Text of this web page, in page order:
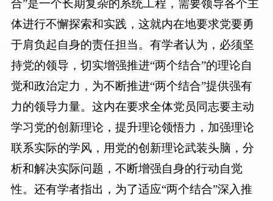
合”是一个长期复杂的系统工程，需要领导各个主
体进行不懈探索和实践，这就内在地要求党要勇
于肩负起自身的责任担当。有学者认为，必须坚
持党的领导，切实增强推进“两个结合”的理论自
觉和政治定力，为不断推进“两个结合”提供强有
力的领导力量。这内在要求全体党员同志要主动
学习党的创新理论，提升理论领悟力，加强理论
联系实际的学风，用党的创新理论武装头脑，分
析和解决实际问题，不断增强自身的行动自觉
性。还有学者指出，为了适应“两个结合”深入推